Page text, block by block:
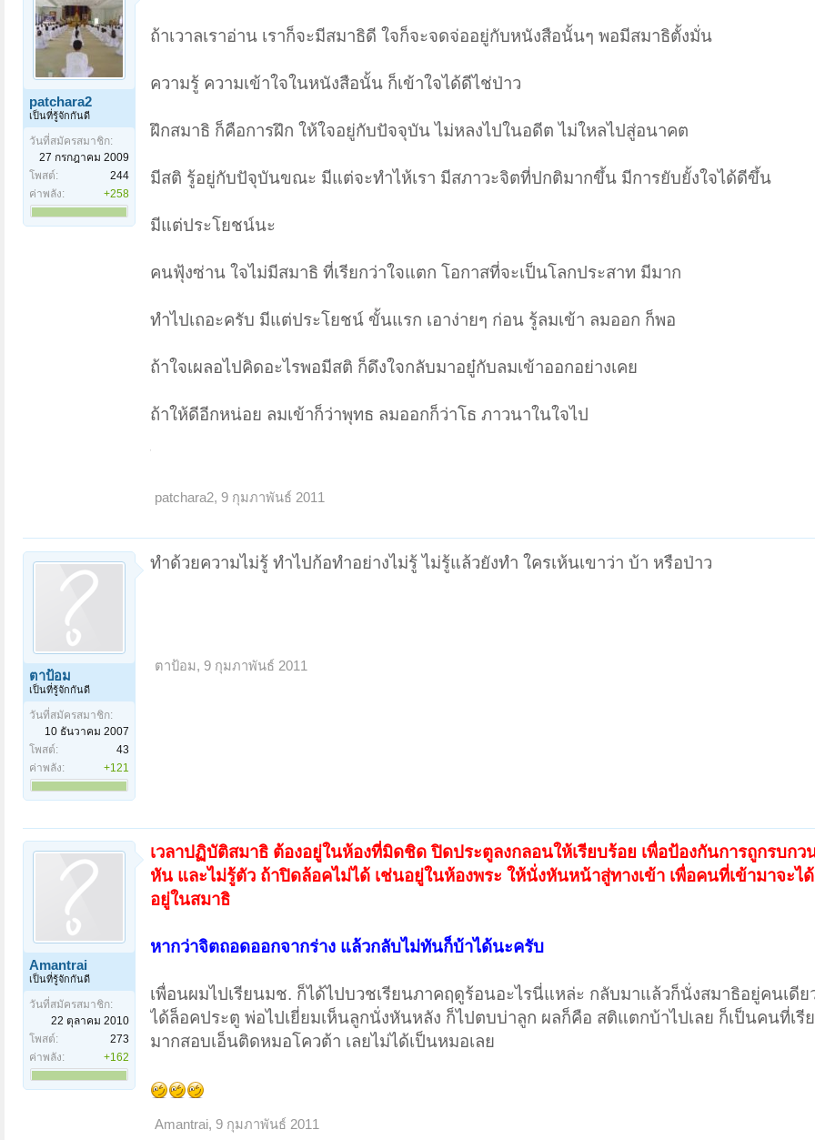
patchara2
เป็นที่รู้จักกันดี
วันที่สมัครสมาชิก:
27 กรกฎาคม 2009
โพสต์:
244
ค่าพลัง:
+258
ถ้าเวาลเราอ่าน เราก็จะมีสมาธิดี ใจก็จะจดจ่ออยู่กับหนังสือนั้นๆ พอมีสมาธิตั้งมั่น
ความรู้ ความเข้าใจในหนังสือนั้น ก็เข้าใจได้ดีไช่ป่าว
ฝึกสมาธิ ก็คือการฝึก ให้ใจอยู่กับปัจจุบัน ไม่หลงไปในอดีต ไม่ใหลไปสู่อนาคต
มีสติ รู้อยู่กับปัจุบันขณะ มีแต่จะทำไห้เรา มีสภาวะจิตที่ปกติมากขึ้น มีการยับยั้งใจได้ดีขึ้น
มีแต่ประโยชน์นะ
คนฟุ้งซ่าน ใจไม่มีสมาธิ ที่เรียกว่าใจแตก โอกาสที่จะเป็นโลกประสาท มีมาก
ทำไปเถอะครับ มีแต่ประโยชน์ ขั้นแรก เอาง่ายๆ ก่อน รู้ลมเข้า ลมออก ก็พอ
ถ้าใจเผลอไปคิดอะไรพอมีสติ ก็ดึงใจกลับมาอยู๋กับลมเข้าออกอย่างเคย
ถ้าให้ดีอีกหน่อย ลมเข้าก็ว่าพุทธ ลมออกก็ว่าโธ ภาวนาในใจไป
patchara2, 9 กุมภาพันธ์ 2011
ตาป้อม
เป็นที่รู้จักกันดี
วันที่สมัครสมาชิก:
10 ธันวาคม 2007
โพสต์:
43
ค่าพลัง:
+121
ทำด้วยความไม่รู้ ทำไปก้อทำอย่างไม่รู้ ไม่รู้แล้วยังทำ ใครเห้นเขาว่า บ้า หรือป่าว
ตาป้อม, 9 กุมภาพันธ์ 2011
Amantrai
เป็นที่รู้จักกันดี
วันที่สมัครสมาชิก:
22 ตุลาคม 2010
โพสต์:
273
ค่าพลัง:
+162
เวลาปฏิบัติสมาธิ ต้องอยู่ในห้องที่มิดชิด ปิดประตูลงกลอนให้เรียบร้อย เพื่อป้องกันการถูกรบกว
หัน และไม่รู้ตัว ถ้าปิดล้อคไม่ได้ เช่นอยู่ในห้องพระ ให้นั่งหันหน้าสู่ทางเข้า เพื่อคนที่เข้ามาจะไ
อยู่ในสมาธิ
หากว่าจิตถอดออกจากร่าง แล้วกลับไม่ทันก็บ้าได้นะครับ
เพื่อนผมไปเรียนมช. ก็ได้ไปบวชเรียนภาคฤดูร้อนอะไรนี่แหล่ะ กลับมาแล้วก็นั่งสมาธิอยู่คนเดีย
ได้ล็อคประตู พ่อไปเยี่ยมเห็นลูกนั่งหันหลัง ก็ไปตบบ่าลูก ผลก็คือ สติแตกบ้าไปเลย ก็เป็นคนที่เรี
มากสอบเอ็นติดหมอโควต้า เลยไม่ได้เป็นหมอเลย
Amantrai, 9 กุมภาพันธ์ 2011